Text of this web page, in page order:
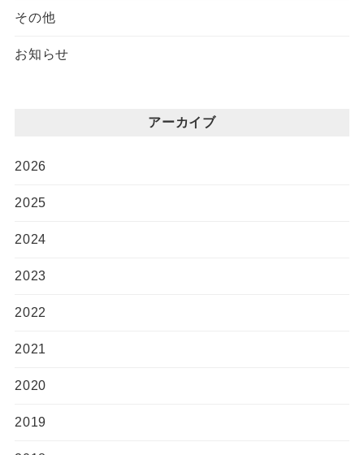
その他
お知らせ
アーカイブ
2026
2025
2024
2023
2022
2021
2020
2019